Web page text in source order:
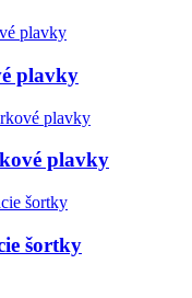
plavky
plavky
šortky